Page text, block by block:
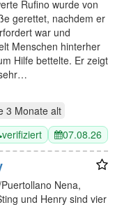
Rufino wurde von
gerettet, nachdem er
war und
Menschen hinterher
Hilfe bettelte. Er zeigt
3 Monate alt
verifiziert 07.08.26
Nena,
und Henry sind vier